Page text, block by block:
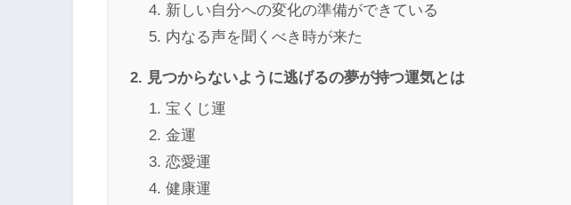
新しい自分への変化の準備ができている
内なる声を聞くべき時が来た
見つからないように逃げるの夢が持つ運気とは
宝くじ運
金運
恋愛運
健康運